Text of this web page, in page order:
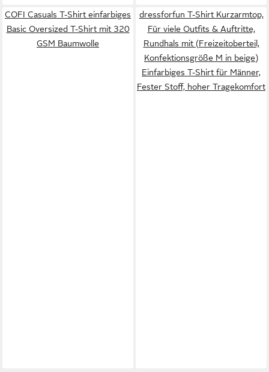
COFI Casuals T-Shirt einfarbiges
Basic Oversized T-Shirt mit 320
GSM Baumwolle
dressforfun T-Shirt Kurzarmtop,
Für viele Outfits & Auftritte,
Rundhals mit (Freizeitoberteil,
Konfektionsgröße M in beige)
Einfarbiges T-Shirt für Männer,
Fester Stoff, hoher Tragekomfort